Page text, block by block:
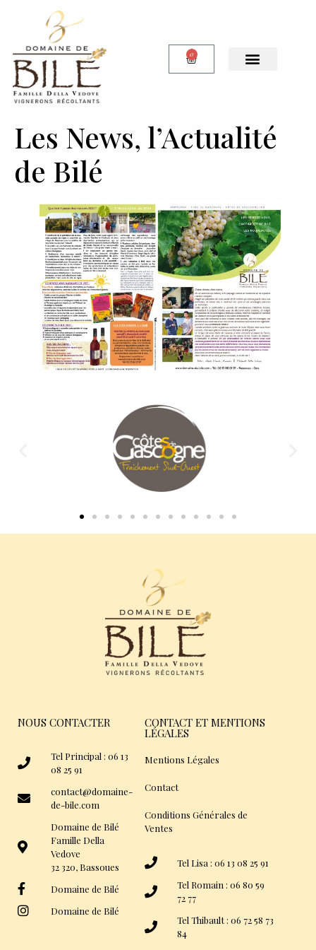
0
Les News, l’Actualité
de Bilé
NOUS CONTACTER
Tel Principal : 06 13
08 25 91
contact@domaine-
de-bile.com
Domaine de Bilé
Famille Della
Vedove
32 320, Bassoues
Domaine de Bilé
Domaine de Bilé
CONTACT ET MENTIONS
LÉGALES
Mentions Légales
Contact
Conditions Générales de
Ventes
Tel Lisa : 06 13 08 25 91
Tel Romain : 06 80 59
72 77
Tel Thibault : 06 72 58 73
84